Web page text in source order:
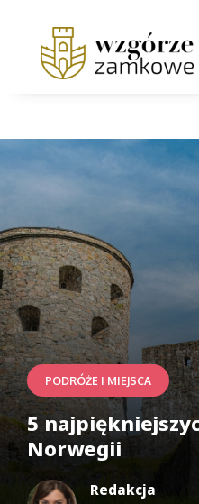
PODRÓŻE I MIEJSCA
5
Norwegii
Redakcja